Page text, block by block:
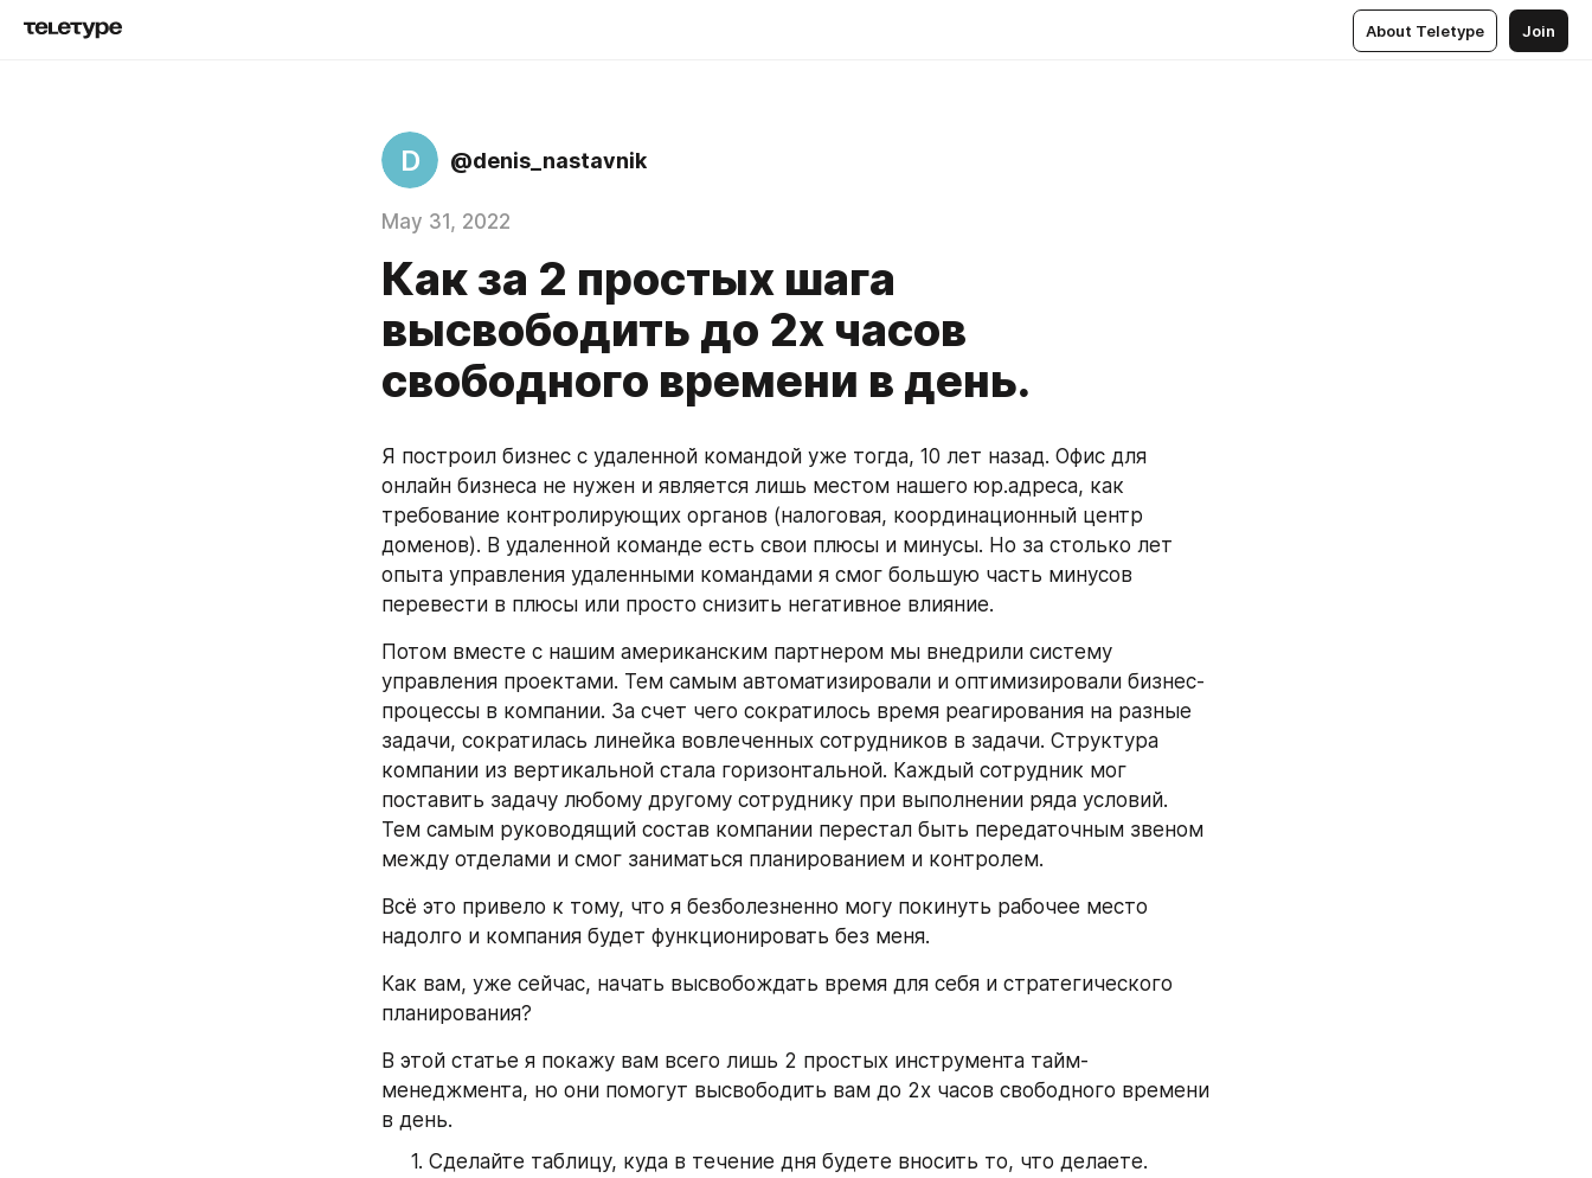
About Teletype Join
D @denis_nastavnik
May 31, 2022
Как за 2 простых шага
высвободить до 2х часов
свободного времени в день.
Я построил бизнес с удаленной командой уже тогда, 10 лет назад. Офис для
онлайн бизнеса не нужен и является лишь местом нашего юр.адреса, как
требование контролирующих органов (налоговая, координационный центр
доменов). В удаленной команде есть свои плюсы и минусы. Но за столько лет
опыта управления удаленными командами я смог большую часть минусов
перевести в плюсы или просто снизить негативное влияние.
Потом вместе с нашим американским партнером мы внедрили систему
управления проектами. Тем самым автоматизировали и оптимизировали бизнес-
процессы в компании. За счет чего сократилось время реагирования на разные
задачи, сократилась линейка вовлеченных сотрудников в задачи. Структура
компании из вертикальной стала горизонтальной. Каждый сотрудник мог
поставить задачу любому другому сотруднику при выполнении ряда условий.
Тем самым руководящий состав компании перестал быть передаточным звеном
между отделами и смог заниматься планированием и контролем.
Всё это привело к тому, что я безболезненно могу покинуть рабочее место
надолго и компания будет функционировать без меня.
Как вам, уже сейчас, начать высвобождать время для себя и стратегического
планирования?
В этой статье я покажу вам всего лишь 2 простых инструмента тайм-
менеджмента, но они помогут высвободить вам до 2х часов свободного времени
в день.
Сделайте таблицу, куда в течение дня будете вносить то, что делаете.